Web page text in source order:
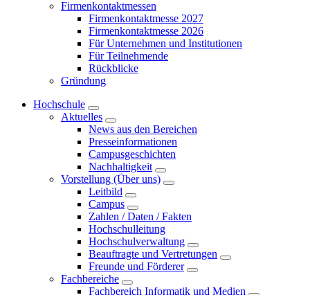
Firmenkontaktmessen
Firmenkontaktmesse 2027
Firmenkontaktmesse 2026
Für Unternehmen und Institutionen
Für Teilnehmende
Rückblicke
Gründung
Hochschule
Aktuelles
News aus den Bereichen
Presseinformationen
Campusgeschichten
Nachhaltigkeit
Vorstellung (Über uns)
Leitbild
Campus
Zahlen / Daten / Fakten
Hochschulleitung
Hochschulverwaltung
Beauftragte und Vertretungen
Freunde und Förderer
Fachbereiche
Fachbereich Informatik und Medien